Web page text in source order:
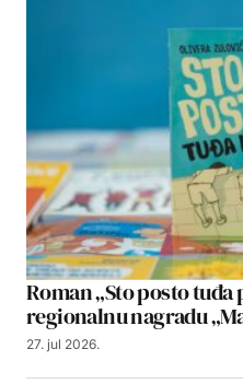
Roman „Sto posto tuđa
regionalnu nagradu
27. jul 2026.